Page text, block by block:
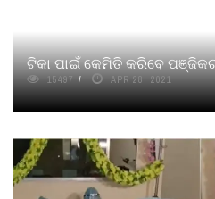
ଟିକା ପାଇଁ କେମିତି କରିବେ
15497 APR 28, 2021